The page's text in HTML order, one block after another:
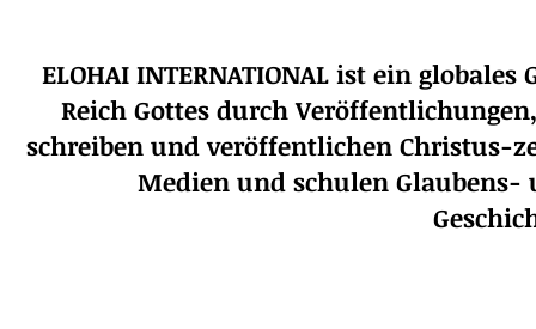
ELOHAI INTERNATIONAL ist ein
Reich Gottes durch
schreiben und veröffentlichen Christus-
Medien und schulen